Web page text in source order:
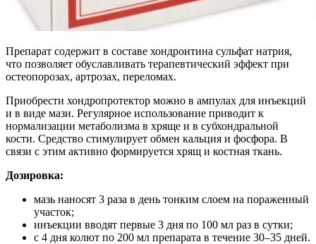
Препарат содержит в составе хондроитина сульфат натрия,
что позволяет обуславливать терапевтический эффект при
остеопорозах, артрозах, переломах.
Приобрести хондропротектор можно в ампулах для инъекций
и в виде мази. Регулярное использование приводит к
нормализации метаболизма в хряще и в субхондральной
кости. Средство стимулирует обмен кальция и фосфора. В
связи с этим активно формируется хрящ и костная ткань.
Дозировка:
мазь наносят 3 раза в день тонким слоем на пораженный
участок;
инъекции вводят первые 3 дня по 100 мл раз в сутки;
с 4 дня колют по 200 мл препарата в течение 30–35 дней.